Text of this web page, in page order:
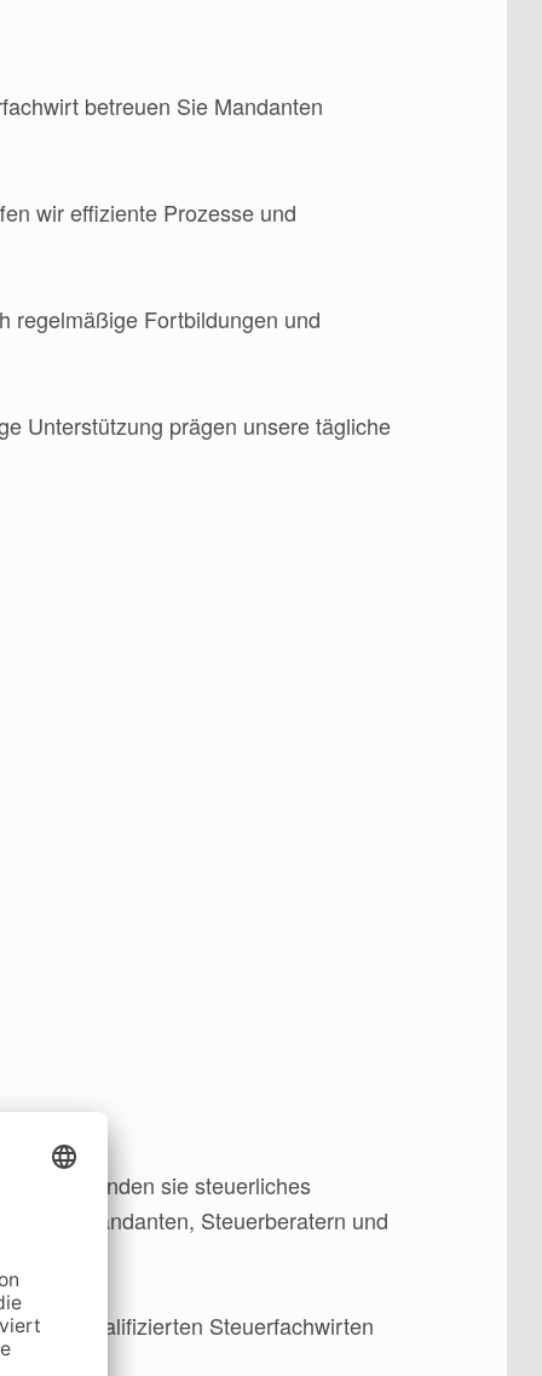
betreuen Sie Mandanten
wir effiziente Prozesse und
regelmäßige Fortbildungen und
Unterstützung prägen unsere tägliche
verbinden sie steuerliches
Mandanten, Steuerberatern und
nach qualifizierten Steuerfachwirten